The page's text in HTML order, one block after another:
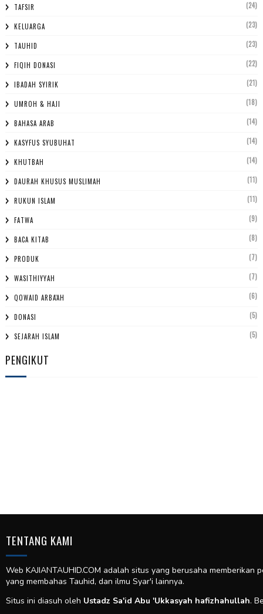
TAFSIR (24)
KELUARGA (23)
TAUHID (23)
FIQIH DONASI (22)
IBADAH SYIRIK (21)
UMROH & HAJI (18)
BAHASA ARAB (14)
KASYFUS SYUBUHAT (14)
KHUTBAH (14)
DAURAH KHUSUS MUSLIMAH (11)
RUKUN ISLAM (11)
FATWA (9)
BACA KITAB (8)
PRODUK (7)
WASITHIYYAH (7)
QOWAID ARBA'AH (6)
DONASI (5)
SEJARAH ISLAM (5)
PENGIKUT
TENTANG KAMI
Web KAJIANTAUHID.COM adalah situs yang berusaha
yang membahas Tauhid, dan ilmu Syar'i lainnya.
Situs ini diasuh oleh Ustadz Sa'id Abu 'Ukkasyah hafizhahullah.